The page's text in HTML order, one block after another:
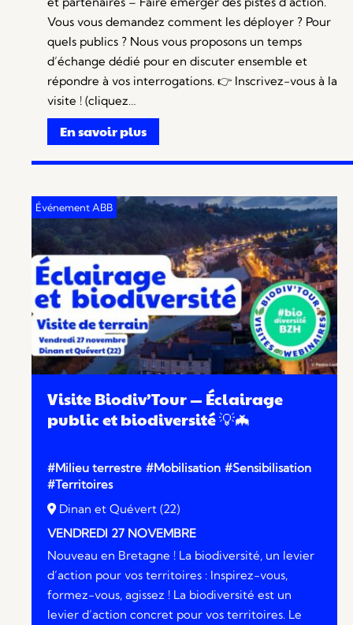
Vous vous demandez comment les déployer ? Pour
quels publics ? Nous vous proposons un temps
d’échange dédié pour en discuter ensemble et
répondre à vos interrogations. 👉 Inscrivez-vous à la
visite ! (cliquez…
En savoir plus
Visite Biodiv’Tour — Éclairage
public et biodiversité 💡🦇
#Milieu terrestre #Mobilisation #Sensibilisation
#Territoires
Dinan et Quévert (22)
VENDREDI 27 NOVEMBRE
Nouveau en Bretagne ! La biodiversité, un levier
d’action pour vos territoires : Inspirez-vous,
formez-vous, agissez ! La biodiversité est un
levier d’action concret pour vos territoires. Le